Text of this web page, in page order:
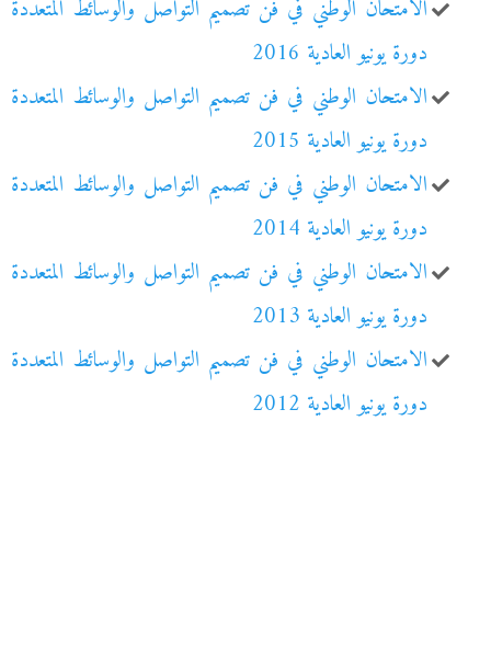
الامتحان الوطني في فن تصميم التواصل والوسائط المتعددة
دورة يونيو العادية 2016
الامتحان الوطني في فن تصميم التواصل والوسائط المتعددة
دورة يونيو العادية 2015
الامتحان الوطني في فن تصميم التواصل والوسائط المتعددة
دورة يونيو العادية 2014
الامتحان الوطني في فن تصميم التواصل والوسائط المتعددة
دورة يونيو العادية 2013
الامتحان الوطني في فن تصميم التواصل والوسائط المتعددة
دورة يونيو العادية 2012